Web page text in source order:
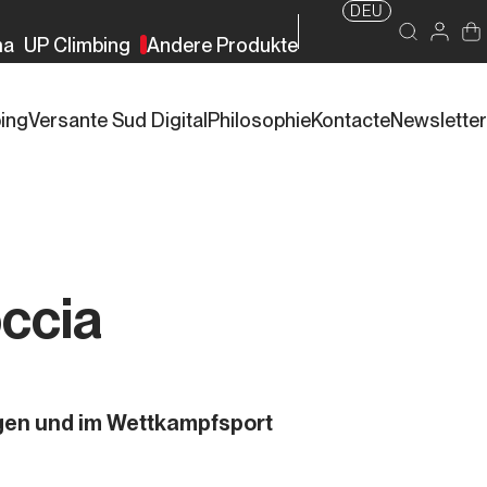
UP Climbing Andere Produkte
DEU
Versante Sud Digital PhilosophieKontacteNewsletter
und im Wettkampfsport